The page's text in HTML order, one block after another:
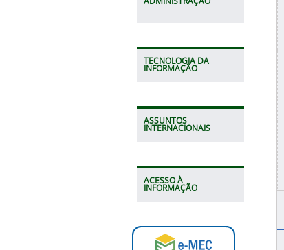
TECNOLOGIA DA
INFORMAÇÃO
ASSUNTOS
INTERNACIONAIS
ACESSO À
INFORMAÇÃO